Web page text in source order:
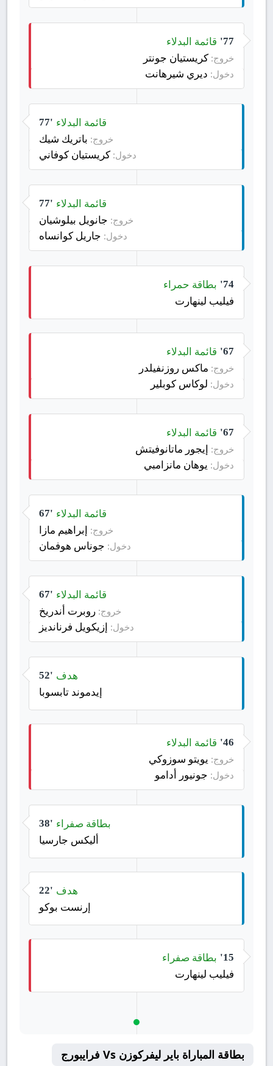
77' قائمة البدلاء
خروج: كريستيان جونتر
دخول: ديري شيرهانت
77' قائمة البدلاء
خروج: باتريك شيك
دخول: كريستيان كوفاني
77' قائمة البدلاء
خروج: جانويل بيلوشيان
دخول: جاريل كوانساه
74'
بطاقة حمراء
فيليب لينهارت
67' قائمة البدلاء
خروج: ماكس روزنفيلدر
دخول: لوكاس كوبلير
67' قائمة البدلاء
خروج: إيجور ماتانوفيتش
دخول: يوهان مانزامبي
67' قائمة البدلاء
خروج: إبراهيم مازا
دخول: جوناس هوفمان
67' قائمة البدلاء
خروج: روبرت أندريخ
دخول: إزيكويل فرنانديز
52' هدف
إيدموند تابسوبا
46' قائمة البدلاء
خروج: يويتو سوزوكي
دخول: جونيور أدامو
38' بطاقة صفراء
أليكس جارسيا
22' هدف
إرنست بوكو
15'
بطاقة صفراء
فيليب لينهارت
بطاقة المباراة باير ليفركوزن Vs فرايبورج